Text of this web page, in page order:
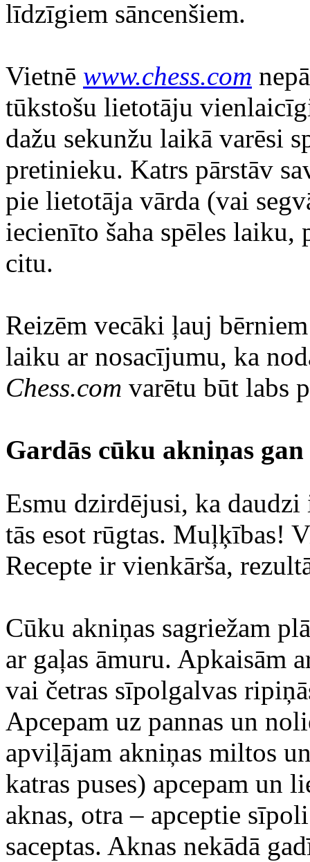
līdzīgiem sāncenšiem.
Vietnē www.chess.com
tūkstošu lietotāju
dažu sekunžu laikā varēsi
pretinieku. Katrs pārstāv
pie lietotāja vārda (vai
iecienīto šaha spēles laiku,
citu.
Reizēm vecāki ļauj
laiku ar nosacījumu, ka
Chess.com varētu būt labs
Gardās cūku akniņas gan
Esmu dzirdējusi, ka
tās esot rūgtas. Muļķības!
Recepte ir vienkārša,
Cūku akniņas sagriežam
ar gaļas āmuru. Apkaisām
vai četras sīpolgalvas
Apcepam uz pannas un
apviļājam akniņas miltos
katras puses) apcepam un
aknas, otra – apceptie
saceptas. Aknas nekādā